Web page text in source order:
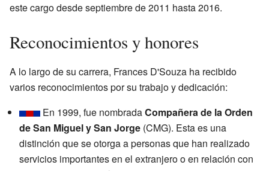
este cargo desde septiembre de 2011 hasta 2016.
Reconocimientos y honores
A lo largo de su carrera, Frances D'Souza ha recibido
varios reconocimientos por su trabajo y dedicación:
En 1999, fue nombradaCompañera de la Orden
de San Miguel y San Jorge (CMG). Esta es una
distinción que se otorga a personas que han realizado
servicios importantes en el extranjero o en relación con